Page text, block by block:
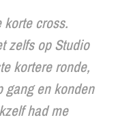
cross.
zelfs op Studio
kortere ronde,
gang en konden
had me